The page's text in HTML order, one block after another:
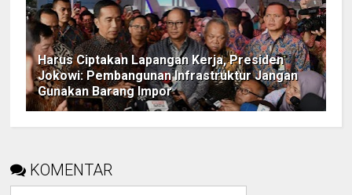
Harus Ciptakan Lapangan Kerja, Presiden
Jokowi: Pembangunan Infrastruktur Jangan
Gunakan Barang Impor
KOMENTAR